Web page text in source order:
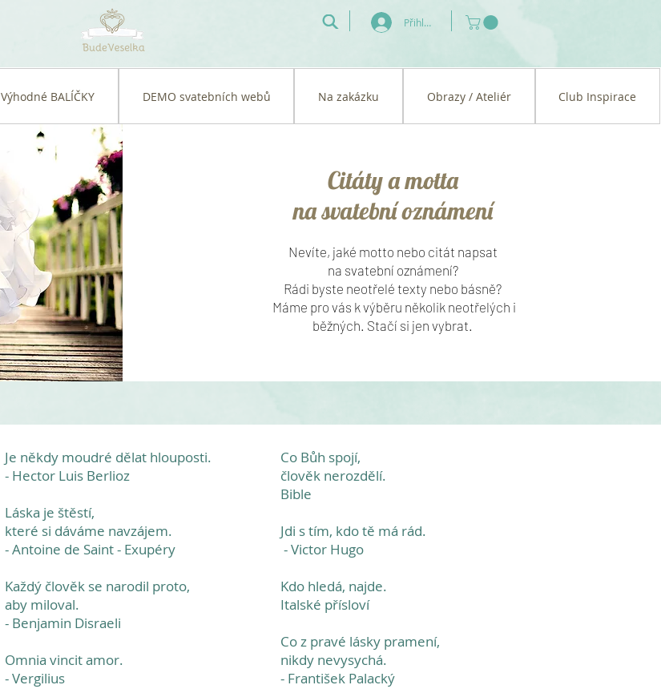
Přihlásit se
Výhodné BALÍČKY DEMO svatebních webů Na zakázku Obrazy / Ateliér Club Inspirace
Citáty a motta
na svatební oznámení
Nevíte, jaké motto nebo citát napsat
na svatební oznámení?
Rádi byste neotřelé texty nebo básně?
Máme pro vás k výběru několik neotřelých i
běžných. Stačí si jen vybrat.
Je někdy moudré dělat hlouposti.
- Hector Luis Berlioz
Láska je štěstí,
které si dáváme navzájem.
- Antoine de Saint - Exupéry
Každý člověk se narodil proto,
aby miloval.
- Benjamin Disraeli
Omnia vincit amor.
- Vergilius
Co Bůh spojí,
člověk nerozdělí.
Bible
Jdi s tím, kdo tě má rád.
- Victor Hugo
Kdo hledá, najde.
Italské přísloví
Co z pravé lásky pramení,
nikdy nevysychá.
- František Palacký